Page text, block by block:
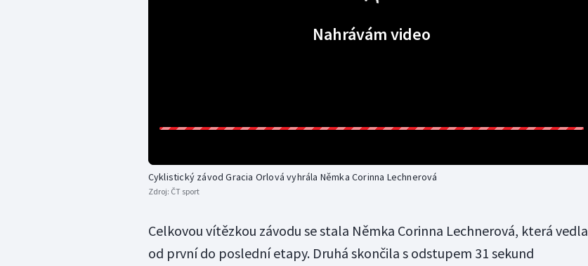
Nahrávám video
Cyklistický závod Gracia Orlová vyhrála Němka Corinna Lechnerová
Zdroj: ČT sport
Celkovou vítězkou závodu se stala Němka Corinna Lechnerová, která vedla
od první do poslední etapy. Druhá skončila s odstupem 31 sekund